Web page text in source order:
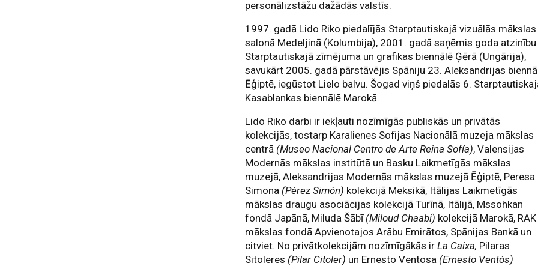
personālizstāžu dažādās valstīs.
1997. gadā Lido Riko piedalījās Starptautiskajā vizuālās mākslas
salonā Medeljinā (Kolumbija), 2001. gadā saņēmis goda atzinību
Starptautiskajā zīmējuma un grafikas biennālē Ģērā (Ungārija),
savukārt 2005. gadā pārstāvējis Spāniju 23. Aleksandrijas
Ēģiptē, iegūstot Lielo balvu. Šogad viņš piedalās 6.
Kasablankas biennālē Marokā.
Lido Riko darbi ir iekļauti nozīmīgās publiskās un privātās
kolekcijās, tostarp Karalienes Sofijas Nacionālā muzeja mākslas
centrā (Museo Nacional Centro de Arte Reina Sofía), Valensijas
Modernās mākslas institūtā un Basku Laikmetīgās mākslas
muzejā, Aleksandrijas Modernās mākslas muzejā Ēģiptē, Peresa
Simona (Pérez Simón) kolekcijā Meksikā, Itālijas Laikmetīgās
mākslas draugu asociācijas kolekcijā Turīnā, Itālijā, Mssohkan
fondā Japānā, Miluda Šābī (Miloud Chaabi) kolekcijā Marokā, RAK
mākslas fondā Apvienotajos Arābu Emirātos, Spānijas Bankā un
citviet. No privātkolekcijām nozīmīgākās irLa Caixa, Pilaras
Sitoleres (Pilar Citoler) un Ernesto Ventosa (Ernesto Ventós)